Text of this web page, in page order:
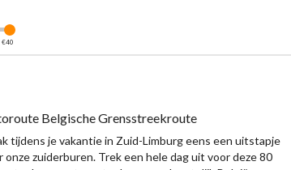
€40
Belgische Grensstreekroute
tijdens je vakantie in Zuid-Limburg eens een uitstapje
onze zuiderburen. Trek een hele dag uit voor deze 80